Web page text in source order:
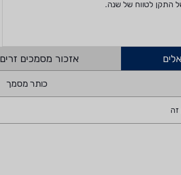
התקן לטווח של שנה.
אזכור מסמכים זרים
כותר מסמך
זה